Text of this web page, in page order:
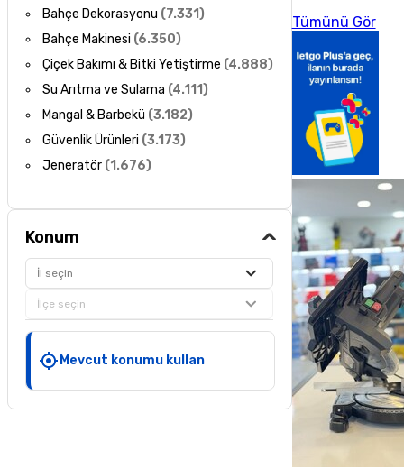
Bahçe Dekorasyonu (7.331)
Bahçe Makinesi (6.350)
Çiçek Bakımı & Bitki Yetiştirme (4.888)
Su Arıtma ve Sulama (4.111)
Mangal & Barbekü (3.182)
Güvenlik Ürünleri (3.173)
Jeneratör (1.676)
Konum
İl seçin
İlçe seçin
Mevcut konumu kullan
Tümünü Gör